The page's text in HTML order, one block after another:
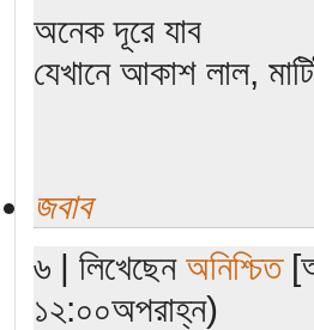
অনেক দূরে যাব
যেখানে আকাশ লাল,
জবাব
৬ | লিখেছেন অনিশ্চিত
১২:০০অপরাহ্ন)